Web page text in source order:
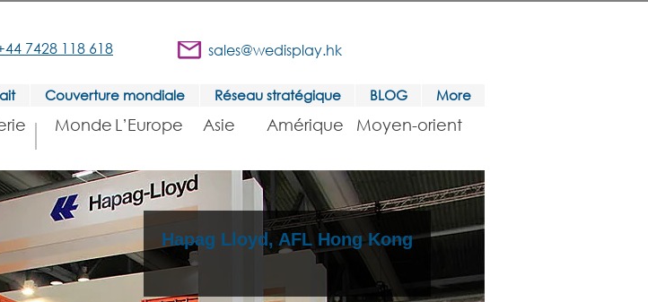
7428 118 618 sales@wedisplay.hk
Couverture mondiale Réseau stratégique BLOG More
Monde L’Europe Asie Amérique Moyen-orient
Hapag Lloyd, AFL Hong Kong